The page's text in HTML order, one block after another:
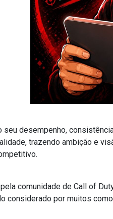
seu desempenho,
trazendo ambição e
comunidade de Call of
considerado por muitos